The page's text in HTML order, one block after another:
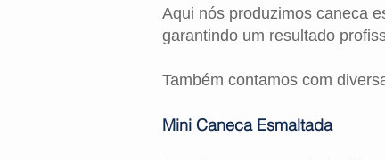
Aqui nós produzimos caneca
garantindo um resultado
Também contamos com
Mini Caneca Esmaltada